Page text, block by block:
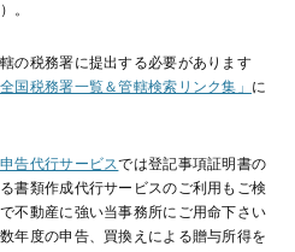
。
の税務署に提出する必要があります
全国税務署一覧＆管轄検索リンク集」 に
告代行サービスでは登記事項証明書の
書類作成代行サービスのご利用もご検
不動産に強い当事務所にご用命下さい
年度の申告、買換えによる贈与所得を